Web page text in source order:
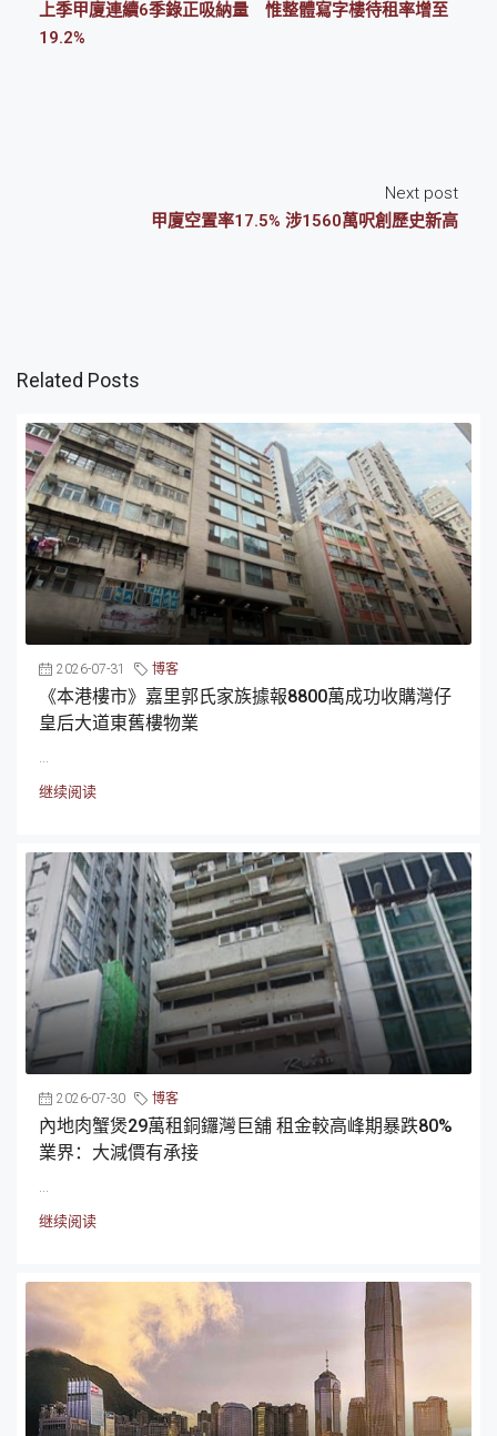
上季甲廈連續6季錄正吸納量 惟整體寫字樓待租率增至
19.2%
Next post
甲廈空置率17.5% 涉1560萬呎創歷史新高
Related Posts
2026-07-31 博客
《本港樓市》嘉里郭氏家族據報8800萬成功收購灣仔
皇后大道東舊樓物業
继续阅读
2026-07-30 博客
內地肉蟹煲29萬租銅鑼灣巨舖 租金較高峰期暴跌80%
業界：大減價有承接
继续阅读